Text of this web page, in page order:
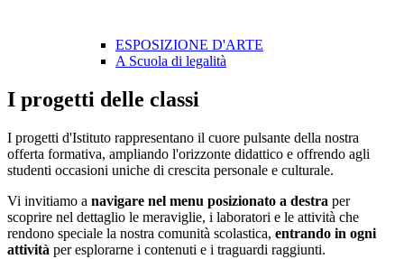
ESPOSIZIONE D'ARTE
A Scuola di legalità
I progetti delle classi
I progetti d'Istituto rappresentano il cuore pulsante della nostra
offerta formativa, ampliando l'orizzonte didattico e offrendo agli
studenti occasioni uniche di crescita personale e culturale.
Vi invitiamo a navigare nel menu posizionato a destra per
scoprire nel dettaglio le meraviglie, i laboratori e le attività che
rendono speciale la nostra comunità scolastica, entrando in ogni
attività per esplorarne i contenuti e i traguardi raggiunti.